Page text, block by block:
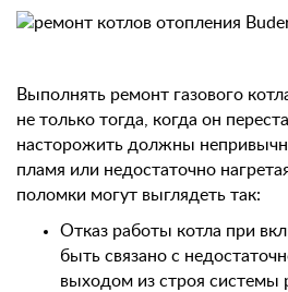
Выполнять ремонт газового
не только тогда, когда он
насторожить должны
пламя или недостаточно
поломки могут выглядеть так:
Отказ работы котла при
быть связано с
выходом из строя системы